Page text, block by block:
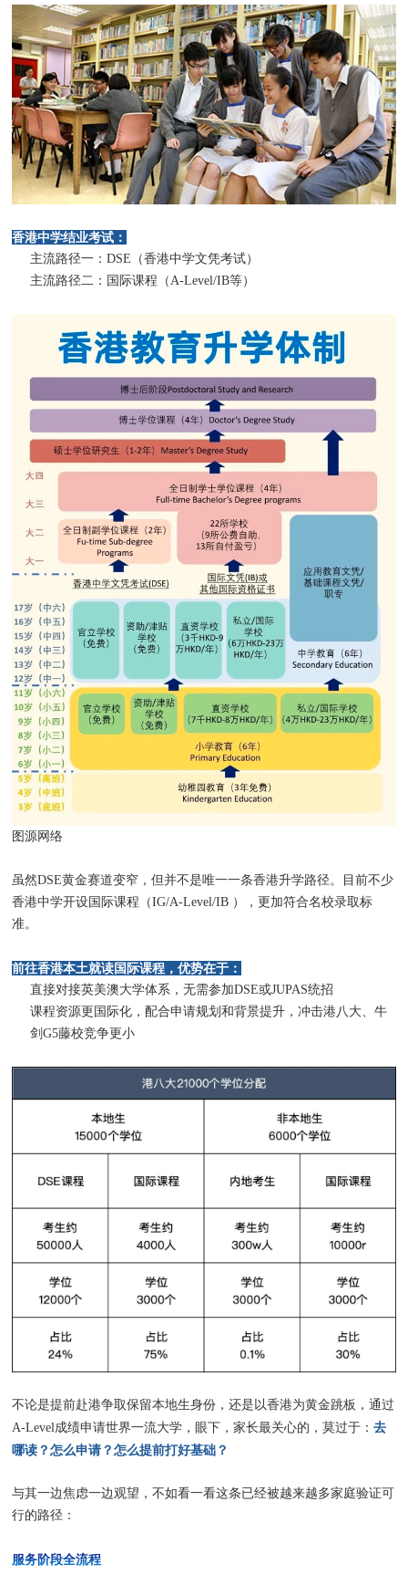
香港中学结业考试：
主流路径一：DSE（香港中学文凭考试）
主流路径二：国际课程（A-Level/IB等）
图源网络
虽然DSE黄金赛道变窄，但并不是唯一一条香港升学路径。目前不少
香港中学开设国际课程（IG/A-Level/IB ），更加符合名校录取标
准。
前往香港本土就读国际课程，优势在于：
直接对接英美澳大学体系，无需参加DSE或JUPAS统招
课程资源更国际化，配合申请规划和背景提升，冲击港八大、牛
剑G5藤校竞争更小
不论是提前赴港争取保留本地生身份，还是以香港为黄金跳板，通过
A-Level成绩申请世界一流大学，眼下，家长最关心的，莫过于：去
哪读？怎么申请？怎么提前打好基础？
与其一边焦虑一边观望，不如看一看这条已经被越来越多家庭验证可
行的路径：
服务阶段全流程